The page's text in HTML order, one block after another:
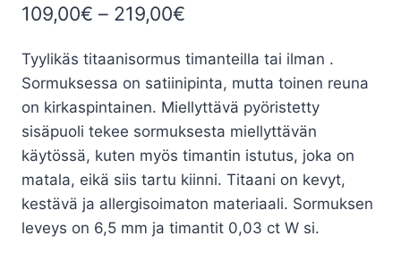
109,00€ – 219,00€
-
219,00€
Tyylikäs titaanisormus timanteilla tai ilman .
Sormuksessa on satiinipinta, mutta toinen reuna
on kirkaspintainen. Miellyttävä pyöristetty
sisäpuoli tekee sormuksesta miellyttävän
käytössä, kuten myös timantin istutus, joka on
matala, eikä siis tartu kiinni. Titaani on kevyt,
kestävä ja allergisoimaton materiaali. Sormuksen
leveys on 6,5 mm ja timantit 0,03 ct W si.